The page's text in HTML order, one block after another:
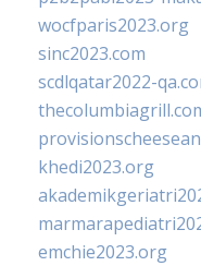
wocfparis2023.org
sinc2023.com
scdlqatar2022-
khedi2023.org
emchie2023.org